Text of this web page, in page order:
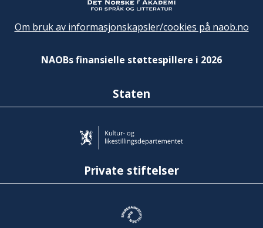
Om bruk av informasjonskapsler/cookies på naob.no
NAOBs finansielle støttespillere i 2026
Staten
Private stiftelser